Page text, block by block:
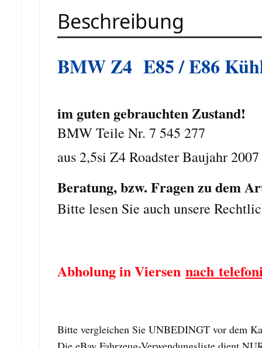
Beschreibung
BMW Z4 E85 / E86
im guten gebrauchten Zustand!
BMW Teile Nr. 7 545 277
aus 2,5si Z4 Roadster Baujahr
Beratung, bzw. Fragen zu dem
Bitte lesen Sie auch unsere
Abholung in Viersen nach
Bitte vergleichen Sie UNBEDINGT vor dem